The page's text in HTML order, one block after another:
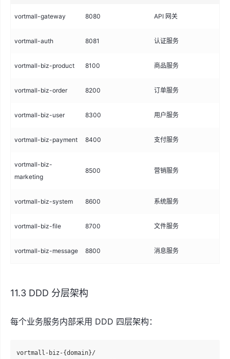
vortmall-gateway 8080 API 网关
vortmall-auth 8081 认证服务
vortmall-biz-product 8100 商品服务
vortmall-biz-order 8200 订单服务
vortmall-biz-user 8300 用户服务
vortmall-biz-payment 8400 支付服务
vortmall-biz-
marketing
8500 营销服务
vortmall-biz-system 8600 系统服务
vortmall-biz-file 8700 文件服务
vortmall-biz-message 8800 消息服务
11.3 DDD 分层架构
每个业务服务内部采用 DDD 四层架构：
vortmall-biz-{domain}/